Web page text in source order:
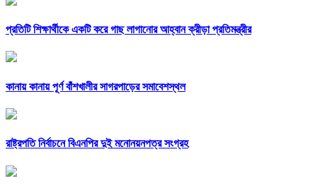
প্রতিটি শিক্ষার্থীকে একটি করে গাছ লাগানোর আহ্বান ক্রীড়া প্রতিমন্ত্রীর
কানায় কানায় পূর্ণ বাঁশখালীর সাগরপাড়ের সমাবেশস্থল
রাষ্ট্রপতি নির্বাচনে বিএনপির দুই মনোনয়নপত্র সংগ্রহ